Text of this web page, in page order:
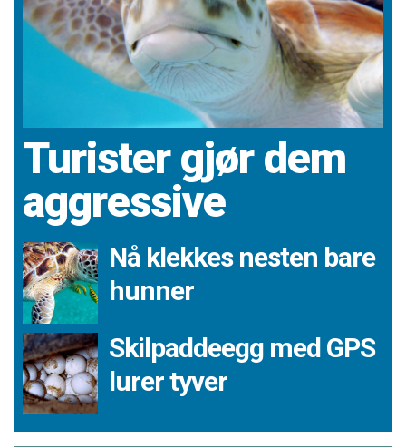
Turister gjør dem
aggressive
Nå klekkes nesten bare
hunner
Skilpaddeegg med GPS
lurer tyver